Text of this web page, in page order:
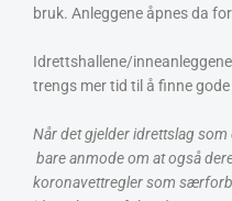
bruk. Anleggene åpnes da
Idrettshallene/
trengs mer tid til å finne
Når det gjelder idrettslag
bare anmode om at også
koronavettregler som